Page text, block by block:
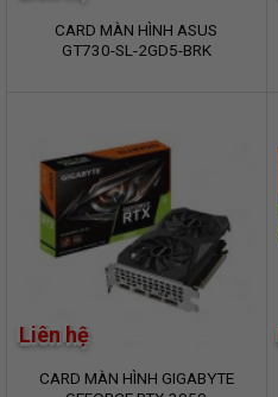
CARD MÀN HÌNH ASUS
GT730-SL-2GD5-BRK
CARD MÀN HÌNH GIGABYTE
Liên hệ